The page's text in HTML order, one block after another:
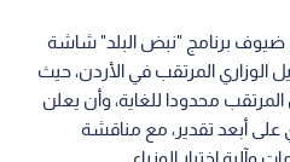
برنامج "نبض البلد" شاشة
الوزاري المرتقب في الأردن، حيث
محدودا للغاية، وأن يعلن
على أبعد تقدير، مع مناقشة
وآلية اختيار الوزراء.